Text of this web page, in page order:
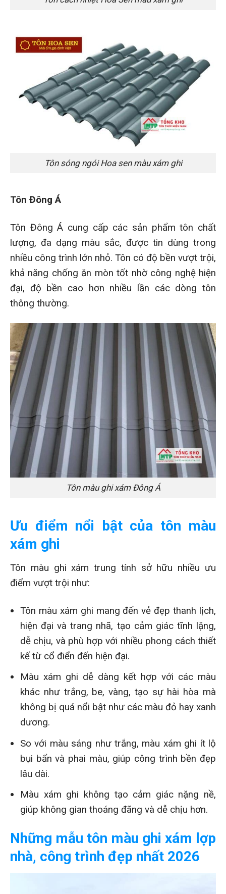
Tôn sóng ngói Hoa sen màu xám ghi
Tôn Đông Á
Tôn Đông Á cung cấp các sản phẩm tôn chất
lượng, đa dạng màu sắc, được tin dùng trong
nhiều công trình lớn nhỏ. Tôn có độ bền vượt trội,
khả năng chống ăn mòn tốt nhờ công nghệ hiện
đại, độ bền cao hơn nhiều lần các dòng tôn
thông thường.
Tôn màu ghi xám Đông Á
Ưu điểm nổi bật của tôn màu
xám ghi
Tôn màu ghi xám trung tính sở hữu nhiều ưu
điểm vượt trội như:
Tôn màu xám ghi mang đến vẻ đẹp thanh lịch,
hiện đại và trang nhã, tạo cảm giác tĩnh lặng,
dễ chịu, và phù hợp với nhiều phong cách thiết
kế từ cổ điển đến hiện đại.
Màu xám ghi dễ dàng kết hợp với các màu
khác như trắng, be, vàng, tạo sự hài hòa mà
không bị quá nổi bật như các màu đỏ hay xanh
dương.
So với màu sáng như trắng, màu xám ghi ít lộ
bụi bẩn và phai màu, giúp công trình bền đẹp
lâu dài.
Màu xám ghi không tạo cảm giác nặng nề,
giúp không gian thoáng đãng và dễ chịu hơn.
Những mẫu tôn màu ghi xám lợp
nhà, công trình đẹp nhất 2026